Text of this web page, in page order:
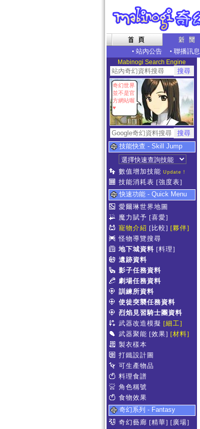
• 站內公告 • 聯播訊息
Mabinogi Search Engine
奇幻世界
並不是官
方網站喔
♥
技能快查 - Skill Jump
數值增加技能 Update !
技能消耗表 [強度表]
快速功能 - Quick Menu
愛爾琳世界地圖
魔力賦予 [喜愛]
寵物介紹 [比較] [夥伴]
怪物導覽搜尋
地下城資料 [料理]
遺跡資料
影子任務資料
劇場任務資料
訓練所資料
使徒突襲任務資料
烈焰見習騎士團資料
武器改造模擬 [細工]
武器聚能 [效果] [材料]
製衣樣本
打鐵設計圖
可生產物品
料理食譜
角色稱號
食物效果
奇幻系列 - Fantasy
奇幻藝廊 [精華] [廣場]